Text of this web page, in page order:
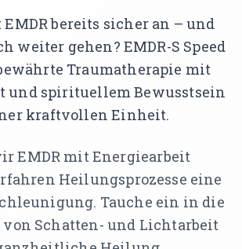
(DeGPT)
deine Großartigkeit
Coaching
EMDR bereits sicher an – und
weiter gehen? EMDR-S Speed
Traumatherapie mit
und spirituellem Bewusstsein
kraftvollen Einheit.
EMDR mit Energiearbeit
Heilungsprozesse eine
Tauche ein in die
Schatten- und Lichtarbeit